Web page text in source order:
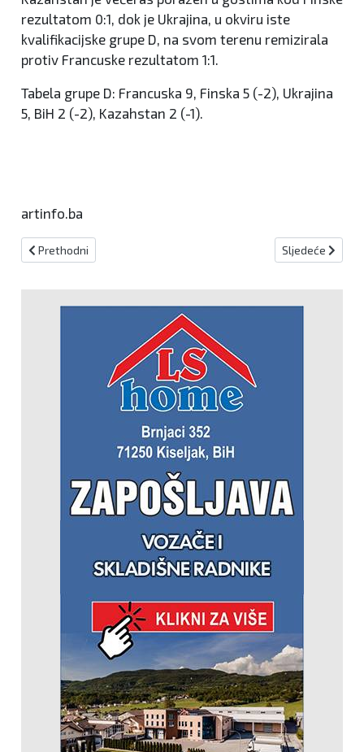
rezultatom 0:1, dok je Ukrajina, u okviru iste
kvalifikacijske grupe D, na svom terenu remizirala
protiv Francuske rezultatom 1:1.
Tabela grupe D: Francuska 9, Finska 5 (-2), Ukrajina
5, BiH 2 (-2), Kazahstan 2 (-1).
artinfo.ba
Prethodni članak: Završene Paraolimpijske igre u Tokiju
Prethodni Sljedeći
Sljedeće